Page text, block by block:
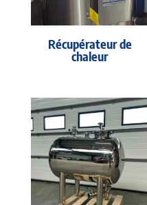
Récupérateur de
chaleur